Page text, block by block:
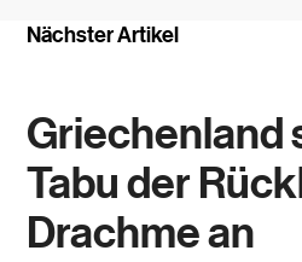
Nächster Artikel
Griechenland
Tabu der
Drachme an